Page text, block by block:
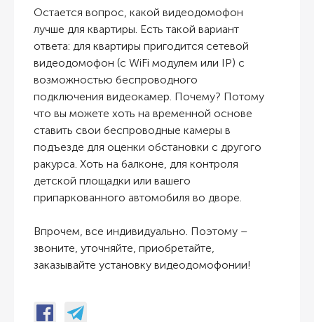
Остается вопрос, какой видеодомофон
лучше для квартиры. Есть такой вариант
ответа: для квартиры пригодится сетевой
видеодомофон (с WiFi модулем или IP) с
возможностью беспроводного
подключения видеокамер. Почему? Потому
что вы можете хоть на временной основе
ставить свои беспроводные камеры в
подъезде для оценки обстановки с другого
ракурса. Хоть на балконе, для контроля
детской площадки или вашего
припаркованного автомобиля во дворе.
Впрочем, все индивидуально. Поэтому –
звоните, уточняйте, приобретайте,
заказывайте установку видеодомофонии!